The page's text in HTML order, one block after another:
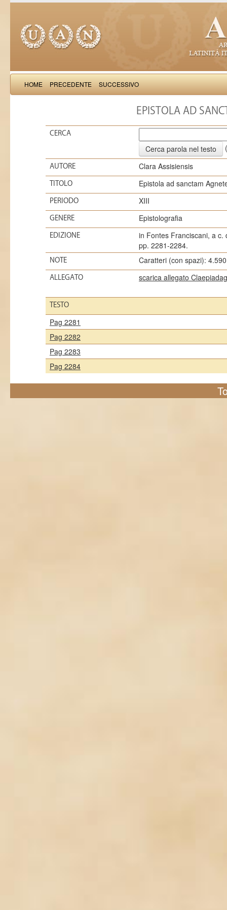
HOME PRECEDENTE SUCCESSIVO
EPISTOLA AD
CERCA
AUTORE Clara Assisiensis
TITOLO Epistola ad sanctam
PERIODO XIII
GENERE Epistolografia
EDIZIONE
in Fontes Franciscani, a c.
pp. 2281-2284.
NOTE Caratteri (con spazi): 4.590
ALLEGATO scarica allegato
TESTO
Pag 2281
Pag 2282
Pag 2283
Pag 2284